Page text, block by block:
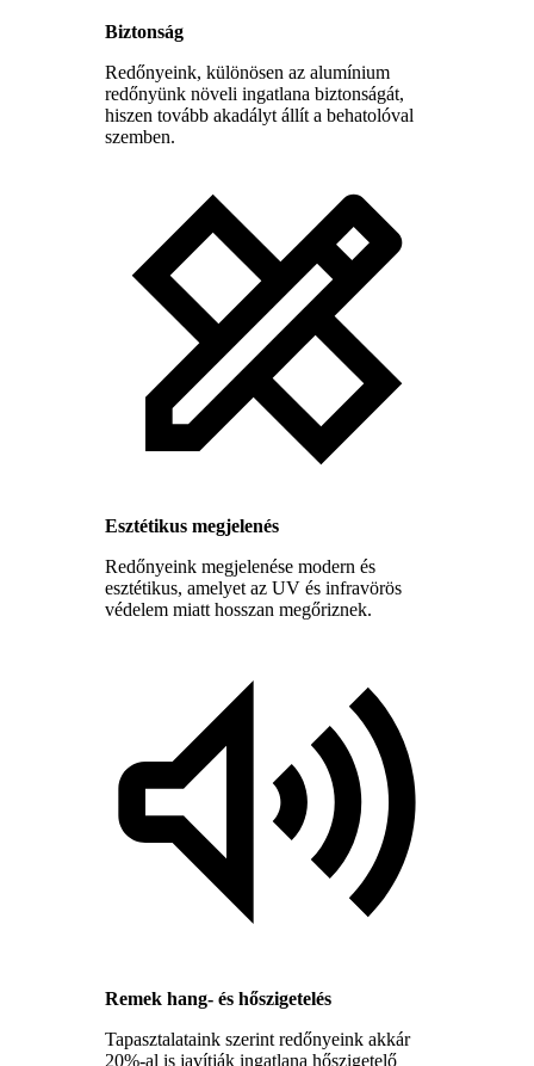
Biztonság
Redőnyeink, különösen az alumínium
redőnyünk növeli ingatlana biztonságát,
hiszen tovább akadályt állít a behatolóval
szemben.
Esztétikus megjelenés
Redőnyeink megjelenése modern és
esztétikus, amelyet az UV és infravörös
védelem miatt hosszan megőriznek.
Remek hang- és hőszigetelés
Tapasztalataink szerint redőnyeink akkár
20%-al is javítják ingatlana hőszigetelő